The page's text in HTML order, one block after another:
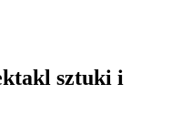
sztuki i